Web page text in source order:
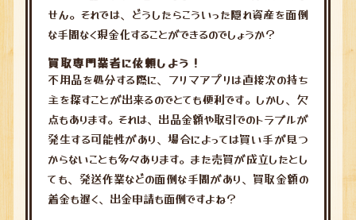
せん。それでは、どうしたらこういった隠れ資産を面倒
な手間なく現金化することができるのでしょうか？
買取専門業者に依頼しよう！
不用品を処分する際に、フリマアプリは直接次の持ち
主を探すことが出来るのでとても便利です。しかし、欠
点もあります。それは、出品金額や取引でのトラブルが
発生する可能性があり、場合によっては買い手が見つ
からないことも多々あります。また売買が成立したとし
ても、発送作業などの面倒な手間があり、買取金額の
着金も遅く、出金申請も面倒ですよね？